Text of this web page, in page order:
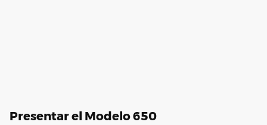
Presentar el Modelo 650